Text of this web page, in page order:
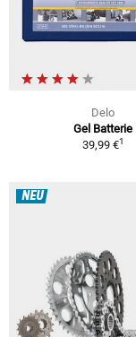
Delo
Gel Batterie
39,99 €1
NEU